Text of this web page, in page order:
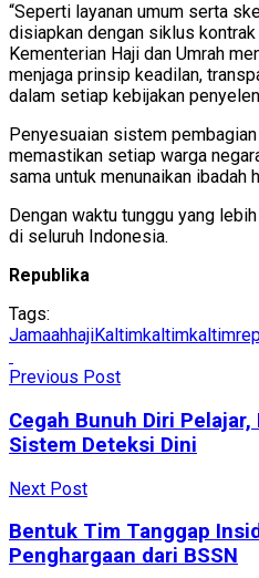
“Seperti layanan umum serta
disiapkan dengan siklus kontrak
Kementerian Haji dan Umrah
menjaga prinsip keadilan,
dalam setiap kebijakan
Penyesuaian sistem
memastikan setiap warga
sama untuk menunaikan ibadah
Dengan waktu tunggu yang
di seluruh Indonesia.
Republika
Tags:
JamaahhajiKaltimkaltim
Previous Post
Cegah Bunuh Diri Pelajar,
Sistem Deteksi Dini
Next Post
Bentuk Tim Tanggap
Penghargaan dari BSSN